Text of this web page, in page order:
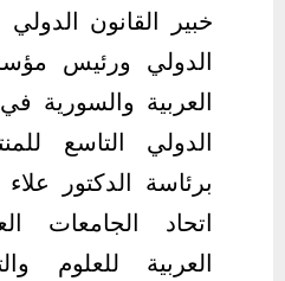
خبير القانون
الدولي ورئيس
العربية والسورية
الدولي التاسع
برئاسة الدكتور
اتحاد الجامعات
العربية للعلوم